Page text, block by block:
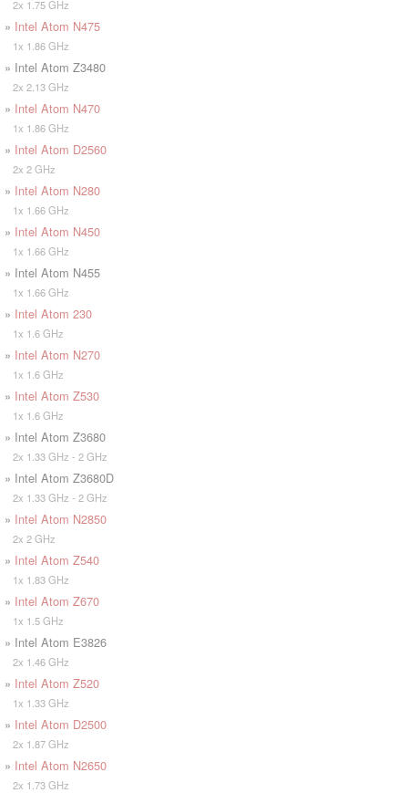
2x 1.75 GHz
» Intel Atom N475
1x 1.86 GHz
» Intel Atom Z3480
2x 2.13 GHz
» Intel Atom N470
1x 1.86 GHz
» Intel Atom D2560
2x 2 GHz
» Intel Atom N280
1x 1.66 GHz
» Intel Atom N450
1x 1.66 GHz
» Intel Atom N455
1x 1.66 GHz
» Intel Atom 230
1x 1.6 GHz
» Intel Atom N270
1x 1.6 GHz
» Intel Atom Z530
1x 1.6 GHz
» Intel Atom Z3680
2x 1.33 GHz - 2 GHz
» Intel Atom Z3680D
2x 1.33 GHz - 2 GHz
» Intel Atom N2850
2x 2 GHz
» Intel Atom Z540
1x 1.83 GHz
» Intel Atom Z670
1x 1.5 GHz
» Intel Atom E3826
2x 1.46 GHz
» Intel Atom Z520
1x 1.33 GHz
» Intel Atom D2500
2x 1.87 GHz
» Intel Atom N2650
2x 1.73 GHz